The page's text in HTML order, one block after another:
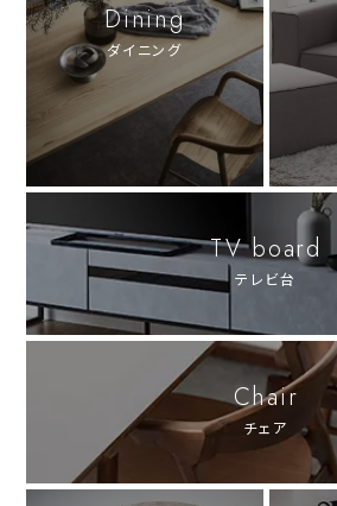
Dining
ダイニング
TV board
テレビ台
Chair
チェア